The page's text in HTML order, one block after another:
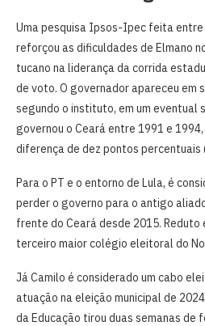
Uma pesquisa Ipsos-Ipec feita entre
reforçou as dificuldades de Elmano
tucano na liderança da corrida
de voto. O governador apareceu em
segundo o instituto, em um eventual
governou o Ceará entre 1991 e
diferença de dez pontos percentuais
Para o PT e o entorno de Lula, é
perder o governo para o antigo
frente do Ceará desde 2015.
terceiro maior colégio eleitoral do
Já Camilo é considerado um cabo
atuação na eleição municipal de
da Educação tirou duas semanas de